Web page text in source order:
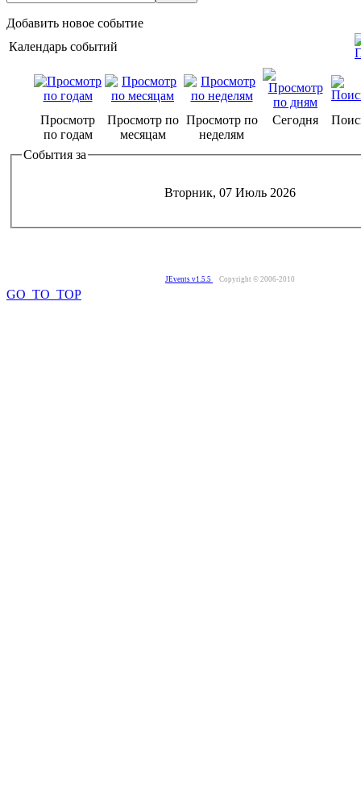
Добавить новое событие
Календарь событий
Просмотр
по годам
Просмотр по
месяцам
Просмотр по
неделям
Сегодня
События за
Вторник, 07 Июль 2026
JEvents v1.5.5 Copyright © 2006-2010
GO_TO_TOP